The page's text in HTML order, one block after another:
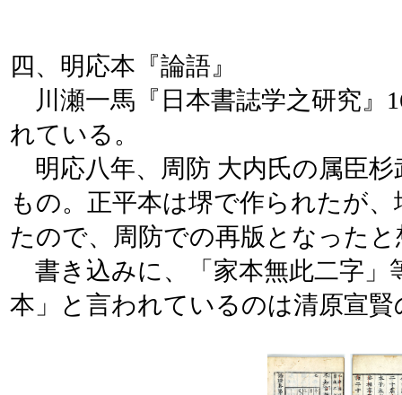
四、明応本『論語』
川瀬一馬『日本書誌学之研究』
れている。
明応八年、周防 大内氏の属臣
もの。正平本は堺で作られたが
たので、周防での再版となった
書き込みに、「家本無此二字」
本」と言われているのは清原宣